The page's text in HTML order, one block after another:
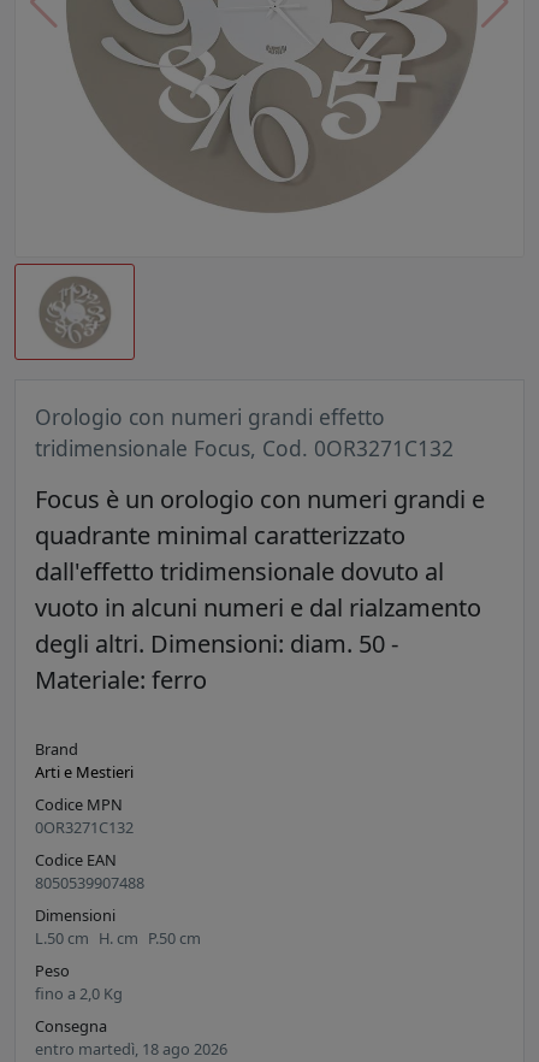
Orologio con numeri grandi effetto
tridimensionale Focus, Cod. 0OR3271C132
Focus è un orologio con numeri grandi e
quadrante minimal caratterizzato
dall'effetto tridimensionale dovuto al
vuoto in alcuni numeri e dal rialzamento
degli altri. Dimensioni: diam. 50 -
Materiale: ferro
Brand
Arti e Mestieri
Codice MPN
0OR3271C132
Codice EAN
8050539907488
Dimensioni
L.50 cm H. cm P.50 cm
Peso
fino a 2,0 Kg
Consegna
entro martedì, 18 ago 2026